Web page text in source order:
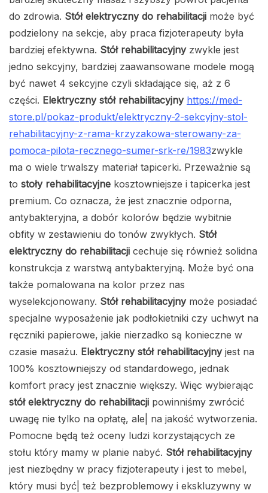
do zdrowia. Stół elektryczny do rehabilitacji może być
podzielony na sekcje, aby praca fizjoterapeuty była
bardziej efektywna. Stół rehabilitacyjnyzwykle jest
jedno sekcyjny, bardziej zaawansowane modele mogą
być nawet 4 sekcyjne czyli składające się, aż z 6
części. Elektryczny stół rehabilitacyjny https://med-
store.pl/pokaz-produkt/elektryczny-2-sekcyjny-stol-
rehabilitacyjny-z-rama-krzyzakowa-sterowany-za-
pomoca-pilota-recznego-sumer-srk-re/1983zwykle
ma o wiele trwalszy materiał tapicerki. Przeważnie są
to stoły rehabilitacyjne kosztowniejsze i tapicerka jest
premium. Co oznacza, że jest znacznie odporna,
antybakteryjna, a dobór kolorów będzie wybitnie
obfity w zestawieniu do tonów zwykłych. Stół
elektryczny do rehabilitacji cechuje się również solidna
konstrukcja z warstwą antybakteryjną. Może być ona
także pomalowana na kolor przez nas
wyselekcjonowany. Stół rehabilitacyjnymoże posiadać
specjalne wyposażenie jak podłokietniki czy uchwyt na
ręczniki papierowe, jakie nierzadko są konieczne w
czasie masażu. Elektryczny stół rehabilitacyjnyjest na
100% kosztowniejszy od standardowego, jednak
komfort pracy jest znacznie większy. Więc wybierając
stół elektryczny do rehabilitacji powinniśmy zwrócić
uwagę nie tylko na opłatę, ale| na jakość wytworzenia.
Pomocne będą też oceny ludzi korzystających ze
stołu który mamy w planie nabyć. Stół rehabilitacyjny
jest niezbędny w pracy fizjoterapeuty i jest to mebel,
który musi być| też bezproblemowy i ekskluzywny w